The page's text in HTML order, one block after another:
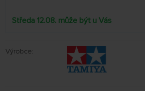
Středa 12.08. může být u Vás
Výrobce: